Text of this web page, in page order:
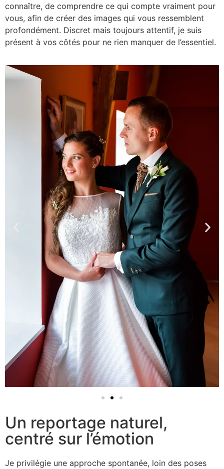
connaître, de comprendre ce qui compte vraiment pour
vous, afin de créer des images qui vous ressemblent
profondément. Discret mais toujours attentif, je suis
présent à vos côtés pour ne rien manquer de l’essentiel.
Un reportage naturel,
centré sur l’émotion
Je privilégie une approche spontanée, loin des poses